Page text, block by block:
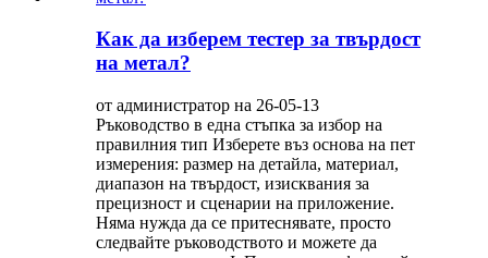
Как да изберем тестер за твърдост
на метал?
от администратор на 26-05-13
Ръководство в една стъпка за избор на
правилния тип Изберете въз основа на пет
измерения: размер на детайла, материал,
диапазон на твърдост, изисквания за
прецизност и сценарии на приложение.
Няма нужда да се притеснявате, просто
следвайте ръководството и можете да